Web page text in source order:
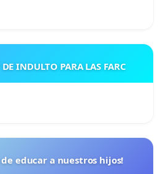
INDULTO PARA LAS FARC
de educar a nuestros hijos!